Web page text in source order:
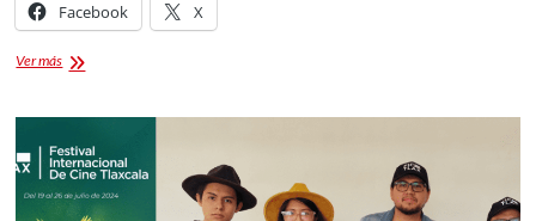
Facebook X
Ver másConcierto
Vecindad
en
Papalotla,
Tlaxcala